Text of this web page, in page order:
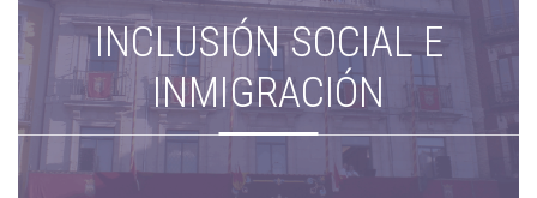
INCLUSIÓN SOCIAL E
INMIGRACIÓN